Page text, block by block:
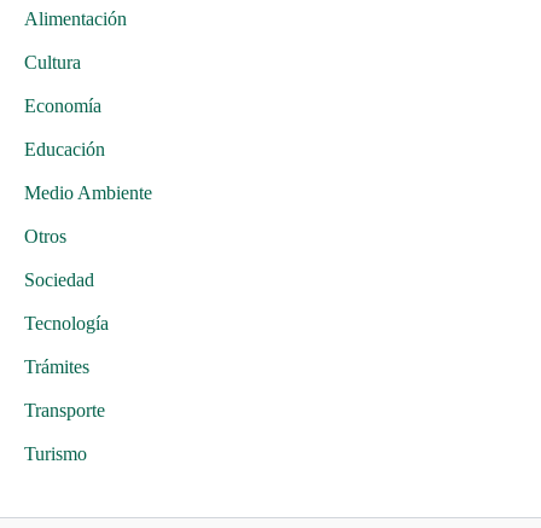
Alimentación
Cultura
Economía
Educación
Medio Ambiente
Otros
Sociedad
Tecnología
Trámites
Transporte
Turismo